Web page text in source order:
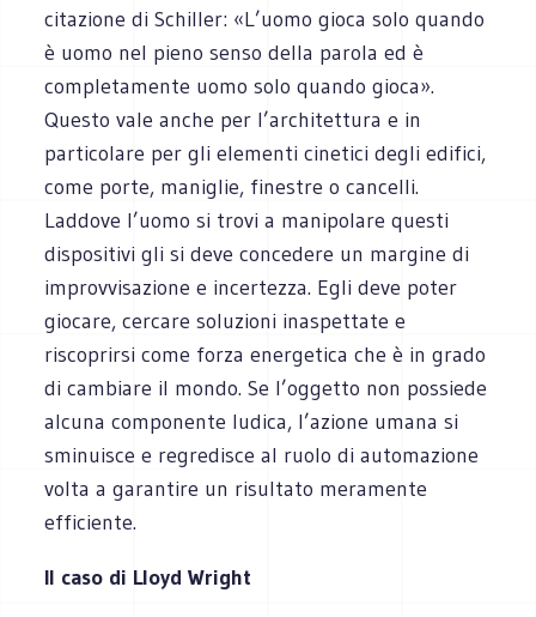
citazione di Schiller: «L’uomo gioca solo quando
è uomo nel pieno senso della parola ed è
completamente uomo solo quando gioca».
Questo vale anche per l’architettura e in
particolare per gli elementi cinetici degli edifici,
come porte, maniglie, finestre o cancelli.
Laddove l’uomo si trovi a manipolare questi
dispositivi gli si deve concedere un margine di
improvvisazione e incertezza. Egli deve poter
giocare, cercare soluzioni inaspettate e
riscoprirsi come forza energetica che è in grado
di cambiare il mondo. Se l’oggetto non possiede
alcuna componente ludica, l’azione umana si
sminuisce e regredisce al ruolo di automazione
volta a garantire un risultato meramente
efficiente.
Il caso di Lloyd Wright